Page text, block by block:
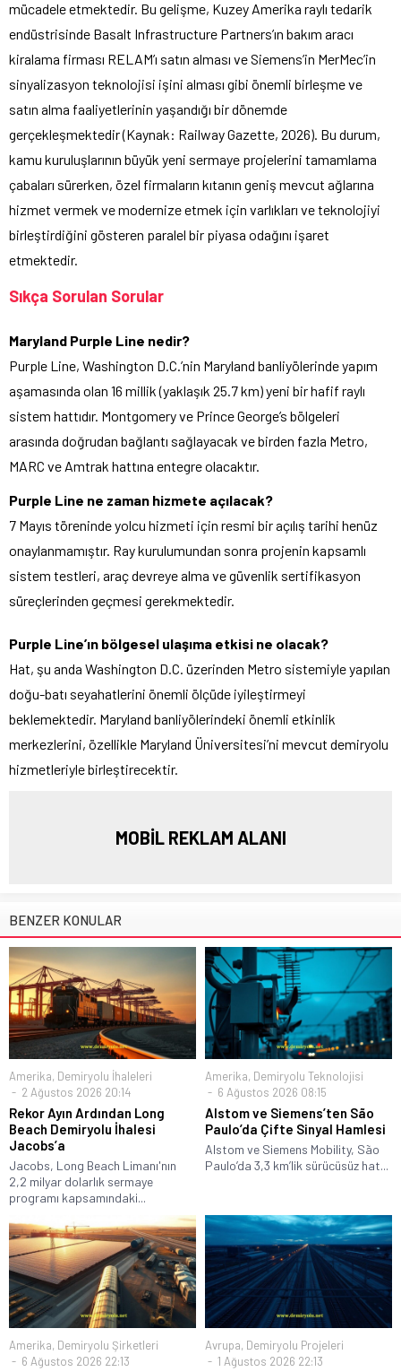
mücadele etmektedir. Bu gelişme, Kuzey Amerika raylı tedarik
endüstrisinde Basalt Infrastructure Partners’ın bakım aracı
kiralama firması RELAM’ı satın alması ve Siemens’in MerMec’in
sinyalizasyon teknolojisi işini alması gibi önemli birleşme ve
satın alma faaliyetlerinin yaşandığı bir dönemde
gerçekleşmektedir (Kaynak: Railway Gazette, 2026). Bu durum,
kamu kuruluşlarının büyük yeni sermaye projelerini tamamlama
çabaları sürerken, özel firmaların kıtanın geniş mevcut ağlarına
hizmet vermek ve modernize etmek için varlıkları ve teknolojiyi
birleştirdiğini gösteren paralel bir piyasa odağını işaret
etmektedir.
Sıkça Sorulan Sorular
Maryland Purple Line nedir?
Purple Line, Washington D.C.’nin Maryland banliyölerinde yapım
aşamasında olan 16 millik (yaklaşık 25.7 km) yeni bir hafif raylı
sistem hattıdır. Montgomery ve Prince George’s bölgeleri
arasında doğrudan bağlantı sağlayacak ve birden fazla Metro,
MARC ve Amtrak hattına entegre olacaktır.
Purple Line ne zaman hizmete açılacak?
7 Mayıs töreninde yolcu hizmeti için resmi bir açılış tarihi henüz
onaylanmamıştır. Ray kurulumundan sonra projenin kapsamlı
sistem testleri, araç devreye alma ve güvenlik sertifikasyon
süreçlerinden geçmesi gerekmektedir.
Purple Line’ın bölgesel ulaşıma etkisi ne olacak?
Hat, şu anda Washington D.C. üzerinden Metro sistemiyle yapılan
doğu-batı seyahatlerini önemli ölçüde iyileştirmeyi
beklemektedir. Maryland banliyölerindeki önemli etkinlik
merkezlerini, özellikle Maryland Üniversitesi’ni mevcut demiryolu
hizmetleriyle birleştirecektir.
MOBİL REKLAM ALANI
BENZER KONULAR
Amerika, Demiryolu İhaleleri
2 Ağustos 2026 20:14
Rekor Ayın Ardından Long
Beach Demiryolu İhalesi
Jacobs’a
Jacobs, Long Beach Limanı'nın
2,2 milyar dolarlık sermaye
programı kapsamındaki...
Amerika, Demiryolu Teknolojisi
6 Ağustos 2026 08:15
Alstom ve Siemens’ten São
Paulo’da Çifte Sinyal Hamlesi
Alstom ve Siemens Mobility, São
Paulo’da 3,3 km’lik sürücüsüz hat...
Amerika, Demiryolu Şirketleri
6 Ağustos 2026 22:13
Avrupa, Demiryolu Projeleri
1 Ağustos 2026 22:13